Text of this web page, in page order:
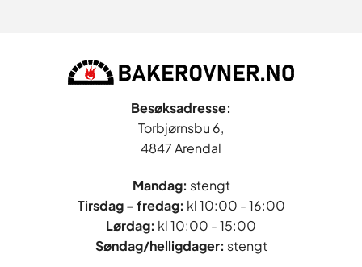
Besøksadresse:
Torbjørnsbu 6,
4847 Arendal
Mandag: stengt
Tirsdag - fredag: kl 10:00 - 16:00
Lørdag: kl 10:00 - 15:00
Søndag/helligdager: stengt